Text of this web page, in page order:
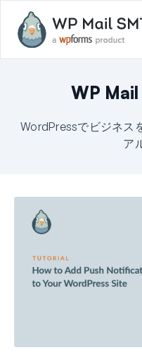
WP Mail
WordPressでビジネス
ア